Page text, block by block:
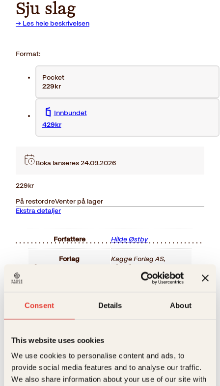
Consent Details About
This website uses cookies
We use cookies to personalise content and ads, to
provide social media features and to analyse our traffic.
We also share information about your use of our site with
Sju slag
→ Les hele beskrivelsen
Format:
Pocket
229kr
Innbundet
429kr
Boka lanseres 24.09.2026
229kr
På restordreVenter på lager
Ekstra detaljer
Forfattere Hilde Østby
Forlag Kagge Forlag AS,
ISBN
Utgivelsesår
Utgivelsesdato 24 Sep 2026
Bokformat Pocket
Relaterte produkter